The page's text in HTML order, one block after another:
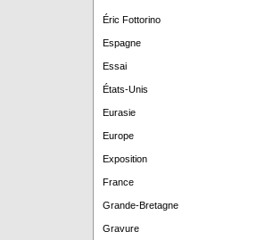
Éric Fottorino
Espagne
Essai
États-Unis
Eurasie
Europe
Exposition
France
Grande-Bretagne
Gravure